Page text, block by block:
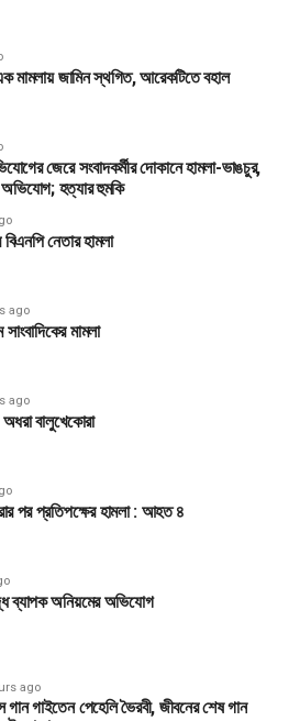
মামলায় জামিন স্থগিত, আরেকটিতে বহাল
জেরে সংবাদকর্মীর দোকানে হামলা-ভাঙচুর,
অভিযোগ; হত্যার হুমকি
নেতার হামলা
ago
মামলা
ago
বালুখেকোরা
পর প্রতিপক্ষের হামলা : আহত ৪
ব্যাপক অনিয়মের অভিযোগ
ago
গান গাইতেন পেহেলি ভৈরবী, জীবনের শেষ গান